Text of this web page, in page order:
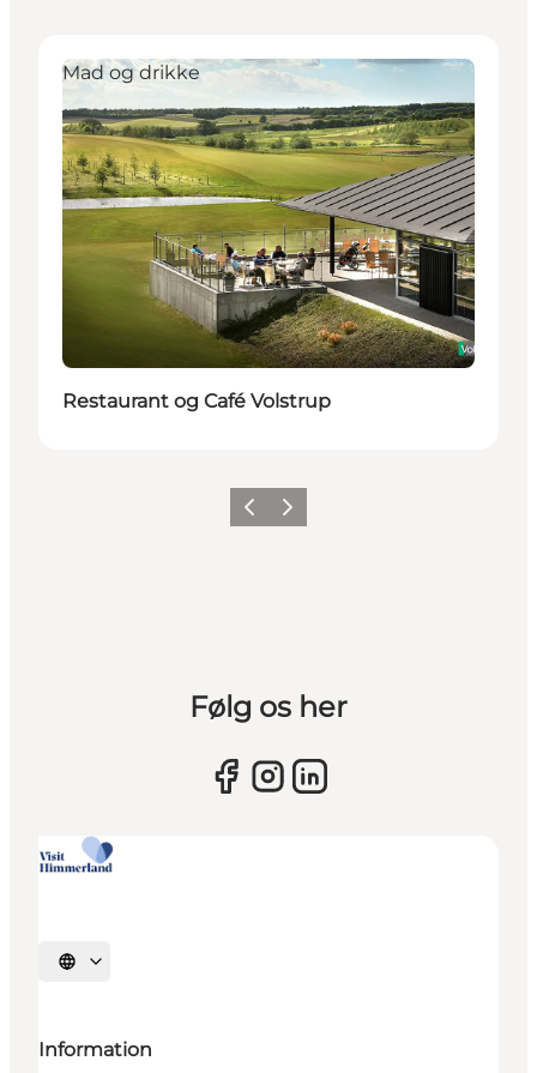
Mad og drikke
Restaurant og Café Volstrup
Forrige billede
Næste billede
Følg os her
Vælg sprog
Information